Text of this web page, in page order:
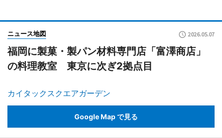
ニュース地図 2026.05.07
福岡に製菓・製パン材料専門店「富澤商店」
の料理教室 東京に次ぎ2拠点目
カイタックスクエアガーデン
Google Map で見る